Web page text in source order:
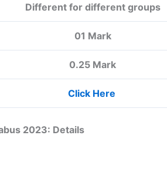
Different for different groups
01 Mark
0.25 Mark
Click Here
2023: Details